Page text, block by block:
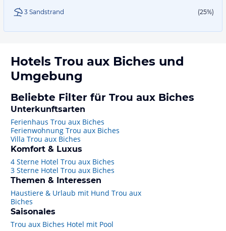
3 Sandstrand (25%)
Hotels Trou aux Biches und
Umgebung
Beliebte Filter für Trou aux Biches
Unterkunftsarten
Ferienhaus Trou aux Biches
Ferienwohnung Trou aux Biches
Villa Trou aux Biches
Komfort & Luxus
4 Sterne Hotel Trou aux Biches
3 Sterne Hotel Trou aux Biches
Themen & Interessen
Haustiere & Urlaub mit Hund Trou aux
Biches
Saisonales
Trou aux Biches Hotel mit Pool